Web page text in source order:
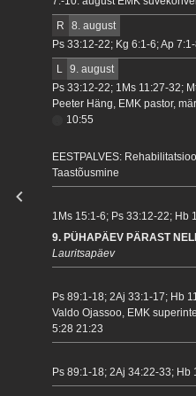
R
8. august
Ps 33:12-22; Kg 6:1-6; Ap
L 9. august
Ps 33:12-22; 1Ms 11:27-32;
Peeter Häng, EMK pastor,
10:55
EESTPALVES:
Taastõusmine
1Ms 15:1-6; Ps 33:12-22; Hb
9. PÜHAPÄEV PÄRAST
Lauritsapäev
Ps 89:1-18; 2Aj 33:1-17; Hb
Valdo Ojassoo, EMK
5:28 21:23
Ps 89:1-18; 2Aj 34:22-33; Hb